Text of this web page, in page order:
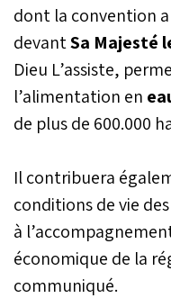
dont la convention a
devantSa Majesté
Dieu L’assiste,
l’alimentation en
de plus de 600.000
Il contribuera
conditions de vie
à
économique de la
communiqué.